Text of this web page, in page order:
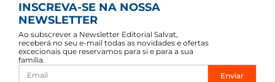
INSCREVA-SE NA NOSSA
NEWSLETTER
Ao subscrever a Newsletter Editorial Salvat,
receberá no seu e-mail todas as novidades e ofertas
excecionais que reservamos para si e para a sua
família.
Enviar